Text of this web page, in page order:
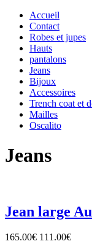
Accueil
Contact
Robes et jupes
Hauts
pantalons
Jeans
Bijoux
Accessoires
Trench coat et
Mailles
Oscalito
Jeans
Jean large
165.00€ 111.00€